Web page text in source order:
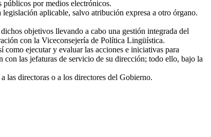
por medios electrónicos.
aplicable, salvo atribución expresa a otro órgano.
objetivos llevando a cabo una gestión integrada del
con la Viceconsejería de Política Lingüística.
ejecutar y evaluar las acciones e iniciativas para
las jefaturas de servicio de su dirección; todo ello, bajo la
las directoras o a los directores del Gobierno.